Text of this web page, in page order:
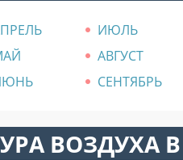
ИЮЛЬ
АВГУСТ
СЕНТЯБРЬ
ВОЗДУХА